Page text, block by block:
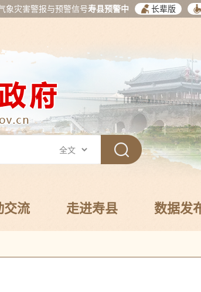
象灾害警报与预警信号寿县预警中 长辈版
交流 走进寿县 数据发